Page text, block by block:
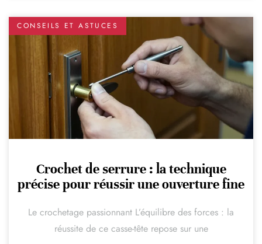
CONSEILS ET ASTUCES
Crochet de serrure : la technique
précise pour réussir une ouverture fine
Le crochetage passionnant L’équilibre des forces : la
réussite de ce casse-tête repose sur une